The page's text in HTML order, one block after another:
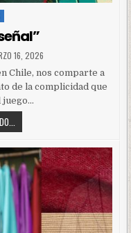
16, 2026
Chile, nos comparte a
de la complicidad que
juego…